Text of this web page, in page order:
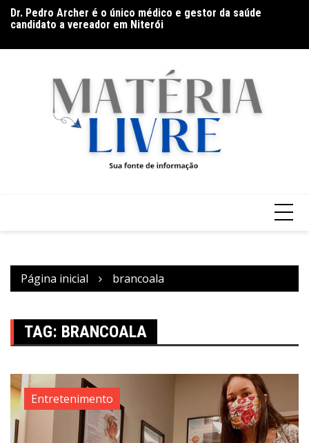
para
conteúdo
Dr. Pedro Archer é o único médico e gestor da saúde
candidato a vereador em Niterói
Página inicial brancoala
TAG: BRANCOALA
Entretenimento